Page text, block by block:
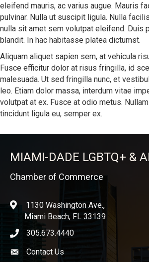
eleifend mauris, ac varius augue. Mauris
pulvinar. Nulla ut suscipit ligula. Nulla
nulla sit amet sem volutpat eleifend. Duis
blandit. In hac habitasse platea dictumst.
Aliquam aliquet sapien sem, at vehicula
Fusce efficitur dolor at risus fringilla, id
malesuada. Ut sed fringilla nunc, et
leo. Etiam dolor massa, interdum vitae
volutpat at ex. Fusce at odio metus.
tincidunt ligula eu, semper ex.
MIAMI-DADE LGBTQ+ &
Chamber of Commerce
location1130 Washington Ave.,
Miami Beach, FL 33139
phone icon
305.673.4440
Envelope icon
Contact Us